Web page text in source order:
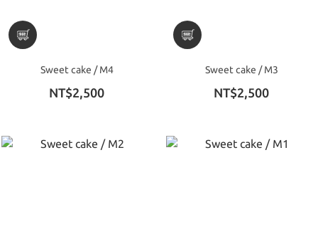
Sweet cake / M4
NT$2,500
Sweet cake / M3
NT$2,500